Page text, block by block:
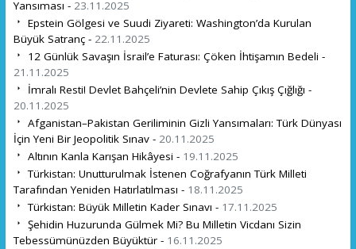
Yansıması - 23.11.2025
Epstein Gölgesi ve Suudi Ziyareti: Washington’da Kurulan
Büyük Satranç - 22.11.2025
12 Günlük Savaşın İsrail’e Faturası: Çöken İhtişamın Bedeli -
21.11.2025
İmralı Resti! Devlet Bahçeli’nin Devlete Sahip Çıkış Çığlığı -
20.11.2025
Afganistan–Pakistan Geriliminin Gizli Yansımaları: Türk Dünyası
İçin Yeni Bir Jeopolitik Sınav - 20.11.2025
Altının Kanla Karışan Hikâyesi - 19.11.2025
Türkistan: Unutturulmak İstenen Coğrafyanın Türk Milleti
Tarafından Yeniden Hatırlatılması - 18.11.2025
Türkistan: Büyük Milletin Kader Sınavı - 17.11.2025
Şehidin Huzurunda Gülmek Mi? Bu Milletin Vicdanı Sizin
Tebessümünüzden Büyüktür - 16.11.2025